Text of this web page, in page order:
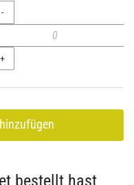
-
+
bestellt hast